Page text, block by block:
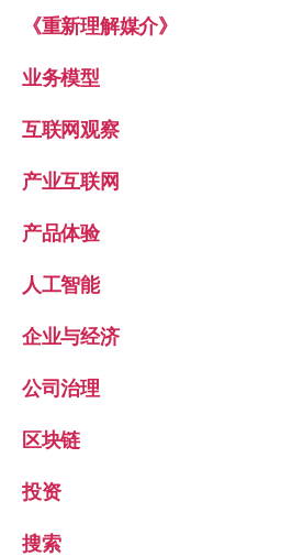
《重新理解媒介》
业务模型
互联网观察
产业互联网
产品体验
人工智能
企业与经济
公司治理
区块链
投资
搜索